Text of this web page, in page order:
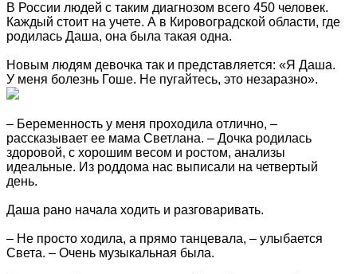
В России людей с таким диагнозом всего 450 человек.
Каждый стоит на учете. А в Кировоградской области, где
родилась Даша, она была такая одна.
Новым людям девочка так и представляется: «Я Даша.
У меня болезнь Гоше. Не пугайтесь, это незаразно».
– Беременность у меня проходила отлично, –
рассказывает ее мама Светлана. – Дочка родилась
здоровой, с хорошим весом и ростом, анализы
идеальные. Из роддома нас выписали на четвертый
день.
Даша рано начала ходить и разговаривать.
– Не просто ходила, а прямо танцевала, – улыбается
Света. – Очень музыкальная была.